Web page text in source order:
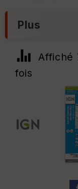
Plus
Affiché
fois